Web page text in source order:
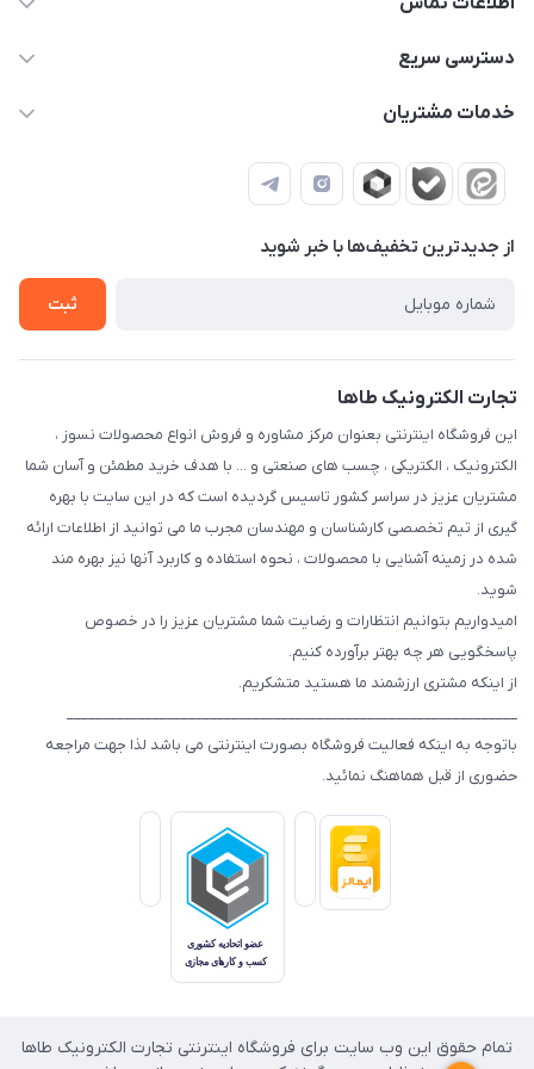
09371115700
جنب اداره پست ، مجتمع تجاری چراغ برق ، ورودی اول ، نیم طبقه
اول ، واحد 316
دسترسی سریع
حساب کاربری
تماس با ما
خدمات مشتریان
قوانین و مقررات
ثبت شکایات
از جدید‌ترین تخفیف‌ها با‌ خبر شوید
ثبت
تجارت الکترونیک طاها
این فروشگاه اینترنتی بعنوان مرکز مشاوره و فروش انواع محصولات نسوز ،
الکترونیک ، الکتریکی ، چسب های صنعتی و ... با هدف خرید مطمئن و آسان شما
مشتریان عزیز در سراسر کشور تاسیس گردیده است که در این سایت با بهره
گیری از تیم تخصصی کارشناسان و مهندسان مجرب ما می توانید از اطلاعات ارائه
شده در زمینه آشنایی با محصولات ، نحوه استفاده و کاربرد آنها نیز بهره مند
شوید.
امیدواریم بتوانیم انتظارات و رضایت شما مشتریان عزیز را در خصوص
پاسخگویی هر چه بهتر برآورده کنیم.
از اینکه مشتری ارزشمند ما هستید متشکریم.
_______________________________________________________________
باتوجه به اینکه فعالیت فروشگاه بصورت اینترنتی می باشد لذا جهت مراجعه
حضوری از قبل هماهنگ نمائید.
تمام حقوق این وب سایت برای فروشگاه اینترنتی تجارت الکترونیک طاها